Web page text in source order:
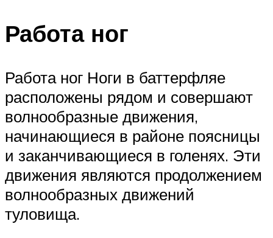
Работа ног
Работа ног Ноги в баттерфляе
расположены рядом и совершают
волнообразные движения,
начинающиеся в районе поясницы
и заканчивающиеся в голенях. Эти
движения являются продолжением
волнообразных движений
туловища.